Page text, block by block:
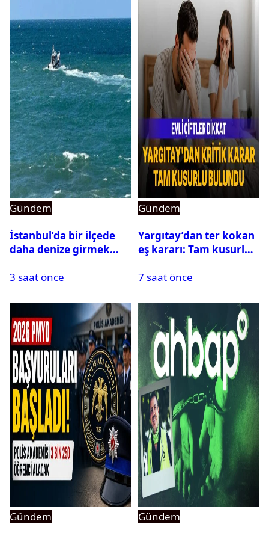
Gündem
İstanbul’da bir ilçede
daha denize girmek
3 saat önce
Gündem
Yargıtay’dan ter kokan
eş kararı: Tam kusurlu
7 saat önce
Gündem
Gündem